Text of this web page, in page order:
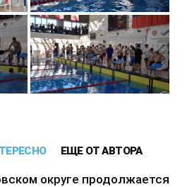
ЕЩЕ ОТ АВТОРА
округе продолжается